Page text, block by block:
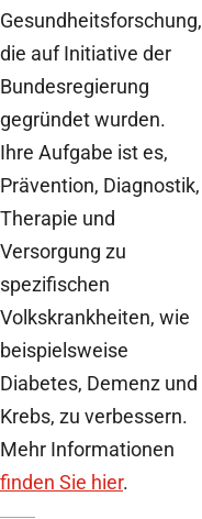
Gesundheitsforschung,
die auf Initiative der
Bundesregierung
gegründet wurden.
Ihre Aufgabe ist es,
Prävention, Diagnostik,
Therapie und
Versorgung zu
spezifischen
Volkskrankheiten, wie
beispielsweise
Diabetes, Demenz und
Krebs, zu verbessern.
Mehr Informationen
finden Sie hier.